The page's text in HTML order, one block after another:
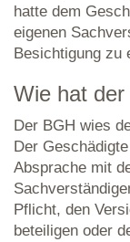
hatte dem
eigenen
Besichtigung zu
Wie hat
Der BGH wies
Der
Absprache mit
Pflicht, den
beteiligen oder